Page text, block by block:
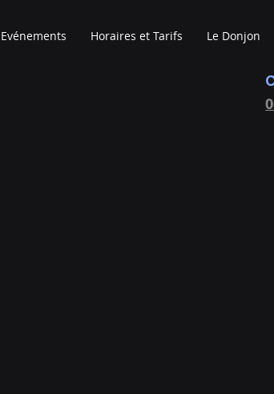
Evénements Horaires et Tarifs Le Donjon